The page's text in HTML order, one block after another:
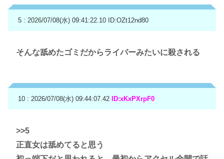
5 : 2026/07/08(水) 09:41:22.10 ID:OZt12nd80
そんな舐めたゴミだからライバーみたいに殺される
10 : 2026/07/08(水) 09:44:07.42 ID:xKxPXrpF0
>>5
正直女は舐めてると思う